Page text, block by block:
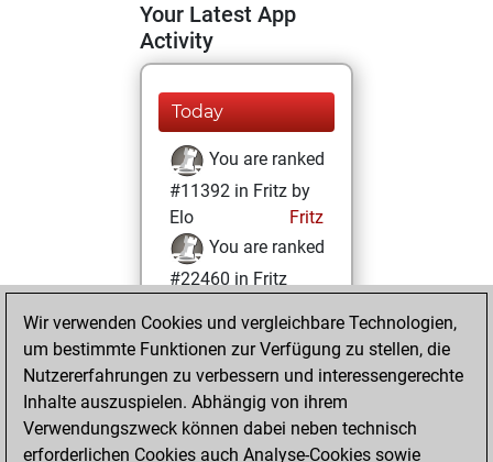
Your Latest App
Activity
Today
You are ranked
#11392 in Fritz by
Elo
Fritz
You are ranked
#22460 in Fritz
Mittwoch, Januar
25, 2023
You achieved a
BeautyScore of 1
Wir verwenden Cookies und vergleichbare Technologien,
um bestimmte Funktionen zur Verfügung zu stellen, die
Nutzererfahrungen zu verbessern und interessengerechte
Inhalte auszuspielen. Abhängig von ihrem
Verwendungszweck können dabei neben technisch
erforderlichen Cookies auch Analyse-Cookies sowie